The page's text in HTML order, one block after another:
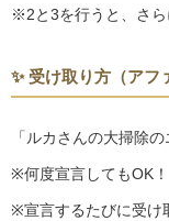
※2と3を行うと、さら
✨ 受け取り方（アフ
「ルカさんの大掃除
※何度宣言してもOK！
※宣言するたびに受け